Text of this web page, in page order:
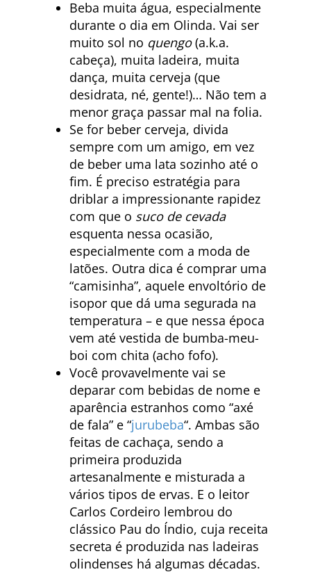
Beba muita água, especialmente
durante o dia em Olinda. Vai ser
muito sol no quengo(a.k.a.
cabeça), muita ladeira, muita
dança, muita cerveja (que
desidrata, né, gente!)… Não tem a
menor graça passar mal na folia.
Se for beber cerveja, divida
sempre com um amigo, em vez
de beber uma lata sozinho até o
fim. É preciso estratégia para
driblar a impressionante rapidez
com que o suco de cevada
esquenta nessa ocasião,
especialmente com a moda de
latões. Outra dica é comprar uma
“camisinha”, aquele envoltório de
isopor que dá uma segurada na
temperatura – e que nessa época
vem até vestida de bumba-meu-
boi com chita (acho fofo).
Você provavelmente vai se
deparar com bebidas de nome e
aparência estranhos como “axé
de fala” e “jurubeba“. Ambas são
feitas de cachaça, sendo a
primeira produzida
artesanalmente e misturada a
vários tipos de ervas. E o leitor
Carlos Cordeiro lembrou do
clássico Pau do Índio, cuja receita
secreta é produzida nas ladeiras
olindenses há algumas décadas.